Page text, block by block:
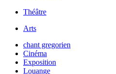
Théâtre
Arts
chant gregorien
Cinéma
Exposition
Louange